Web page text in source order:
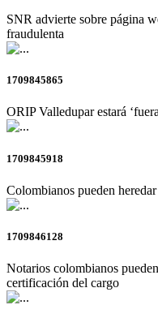
SNR advierte sobre página
fraudulenta
1709845865
ORIP Valledupar estará
1709845918
Colombianos pueden
1709846128
Notarios colombianos
certificación del cargo